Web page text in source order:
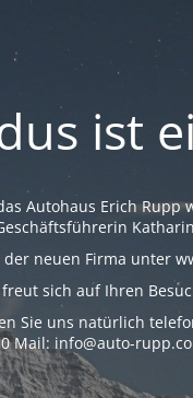
ist
Autohaus Erich Rupp
neuen Firma unter
sich auf Ihren
Sie uns natürlich
Mail: info@auto-